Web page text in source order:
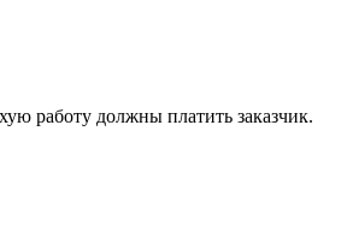
работу должны платить заказчик.